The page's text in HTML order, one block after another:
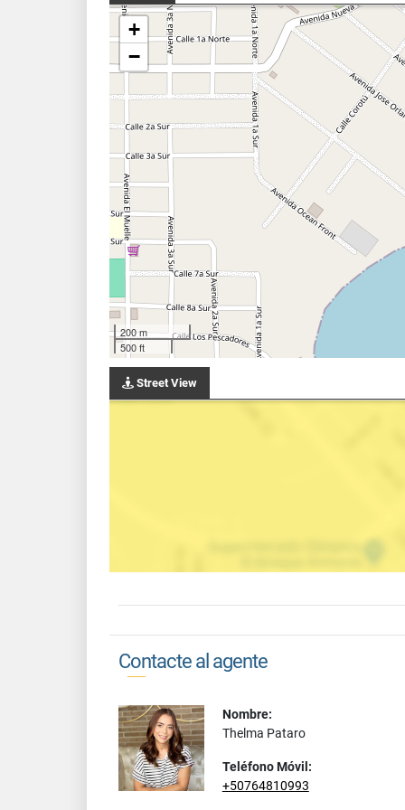
+
−
200 m
500 ft
Street View
Contacte al agente
Nombre:
Thelma Pataro
Teléfono Móvil:
+50764810993